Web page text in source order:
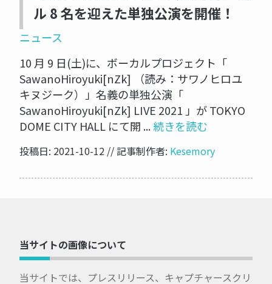
ル 8 名を迎えた単独公演を開催！
ニュース
10 月 9 日(土)に、ボーカルプロジェクト「
SawanoHiroyuki[nZk] （読み：サワノヒロユ
キヌジーク）」名義の単独公演「
SawanoHiroyuki[nZk] LIVE 2021 」が TOKYO
DOME CITY HALL にて開 ...続きを読む
投稿日: 2021-10-12 // 記事制作者: Kesemory
当サイトの画像について
当サイトでは、プレスリリース、キャプチャースクリ